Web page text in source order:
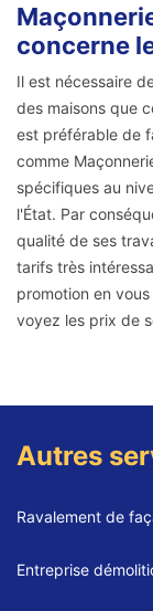
concerne
Il est nécessaire
des maisons que
est préférable de
comme
spécifiques au
l'État. Par
qualité de ses
tarifs très
promotion en
voyez les prix de
Autres
Ravalement de
Entreprise